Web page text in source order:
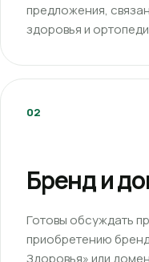
предложения,
здоровья и
02
Бренд и
Готовы обсуждать
приобретению
Здоровья» или